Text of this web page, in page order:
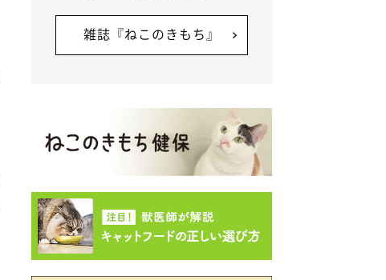
雑誌『ねこのきもち』